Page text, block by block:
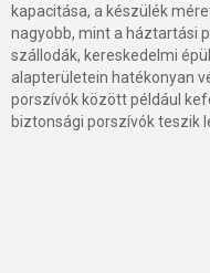
kapacitása, a készülék
nagyobb, mint a háztartási
szállodák, kereskedelmi
alapterületein hatékonyan
porszívók között például